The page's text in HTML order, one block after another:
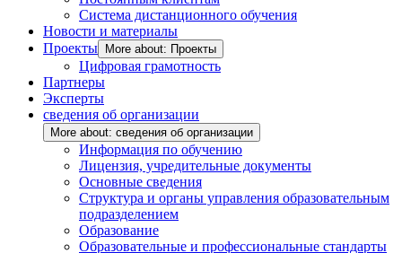
Система дистанционного обучения
Новости и материалы
Проекты
More about: Проекты
Цифровая грамотность
Партнеры
Эксперты
сведения об организации
More about: сведения об организации
Информация по обучению
Лицензия, учредительные документы
Основные сведения
Структура и органы управления образовательным
подразделением
Образование
Образовательные и профессиональные стандарты